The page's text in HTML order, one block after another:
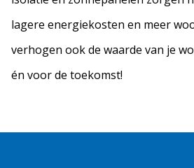
lagere energiekosten en meer
verhogen ook de waarde van je
én voor de toekomst!